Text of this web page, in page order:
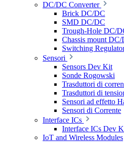
DC/DC Converter
Brick DC/DC
SMD DC/DC
Trough-Hole DC/
Chassis mount DC/
Switching
Sensori
Sensors Dev Kit
Sonde Rogowski
Trasduttori di
Trasduttori di
Sensori ad effetto
Sensori di Corrente
Interface ICs
Interface ICs Dev
IoT and Wireless Modules